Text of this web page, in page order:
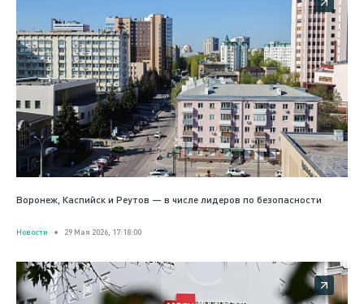
Воронеж, Каспийск и Реутов — в числе лидеров по безопасности
Новости 29 Мая 2026, 17:18:00